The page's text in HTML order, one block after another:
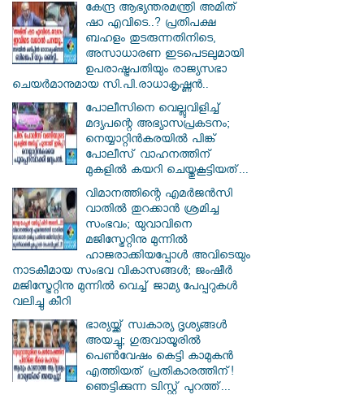
കേന്ദ്ര ആഭ്യന്തരമന്ത്രി അമിത്
ഷാ എവിടെ..? പ്രതിപക്ഷ
ബഹളം തുടരുന്നതിനിടെ,
അസാധാരണ ഇടപെടലുമായി
ഉപരാഷ്ട്രപതിയും രാജ്യസഭാ
ചെയർമാനുമായ സി.പി.രാധാകൃഷ്ണൻ..
പോലീസിനെ വെല്ലുവിളിച്ച്
മദ്യപന്റെ അഭ്യാസപ്രകടനം;
നെയ്യാറ്റിൻകരയിൽ പിങ്ക്
പോലീസ് വാഹനത്തിന്
മുകളിൽ കയറി ചെയ്തുകൂട്ടിയത്...
വിമാനത്തിന്റെ എമർജൻസി
വാതിൽ തുറക്കാൻ ശ്രമിച്ച
സംഭവം; യുവാവിനെ
മജിസ്ട്രേറ്റിനു മുന്നിൽ
ഹാജരാക്കിയപ്പോൾ അവിടെയും
നാടകീമായ സംഭവ വികാസങ്ങൾ; ജംഷീർ
മജിസ്ട്രേറ്റിനു മുന്നിൽ വെച്ച് ജാമ്യ പേപ്പറുകൾ
വലിച്ചു കീറി
ഭാര്യയ്ക്ക് സ്വകാര്യ ദൃശ്യങ്ങൾ
അയച്ചു; ഗുരുവായൂരിൽ
പെൺവേഷം കെട്ടി കാമുകൻ
എത്തിയത് പ്രതികാരത്തിന്!
ഞെട്ടിക്കുന്ന ട്വിസ്റ്റ് പുറത്ത്...